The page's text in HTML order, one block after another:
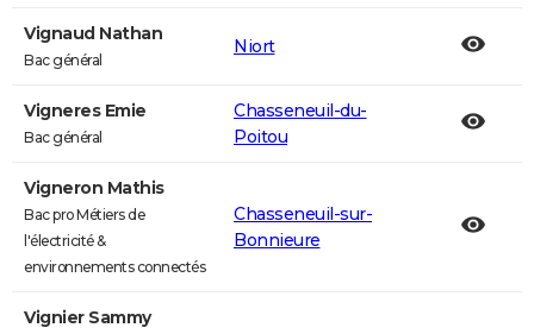
Vignaud Nathan
Bac général
Niort
Vigneres Emie
Bac général
Chasseneuil-du-
Poitou
Vigneron Mathis
Bac pro Métiers de
l'électricité &
environnements connectés
Chasseneuil-sur-
Bonnieure
Vignier Sammy